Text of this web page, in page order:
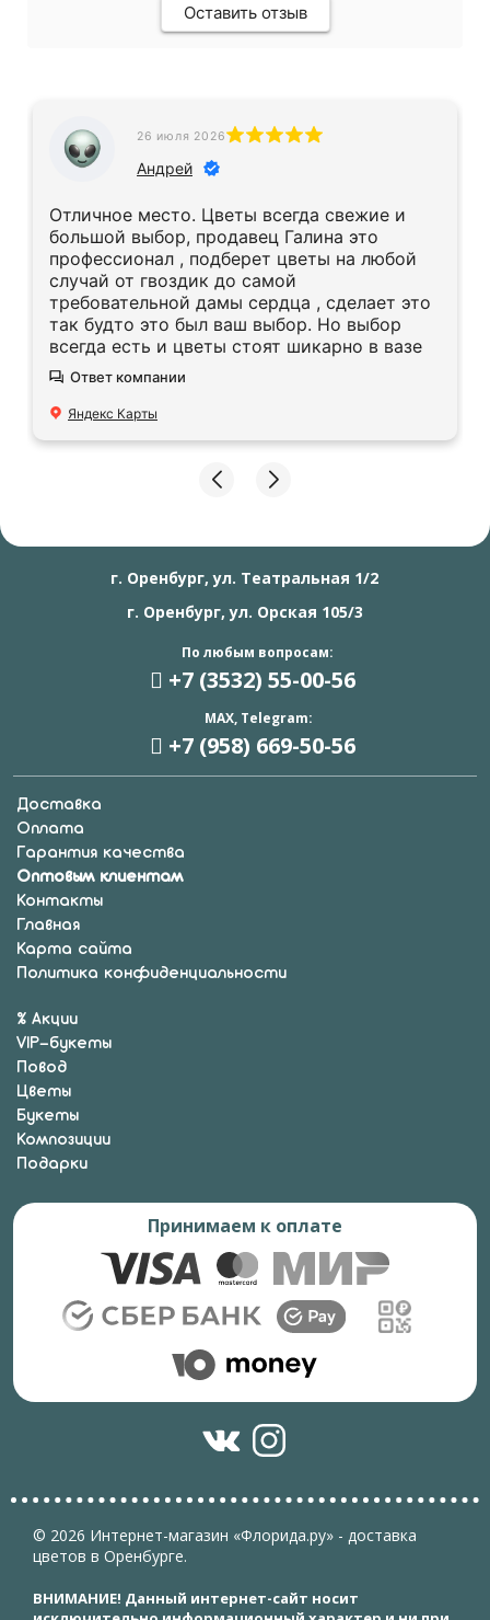
Оставить отзыв
26 июля 2026
Андрей
Отличное место. Цветы всегда свежие и
большой выбор, продавец Галина это
профессионал , подберет цветы на любой
случай от гвоздик до самой
требовательной дамы сердца , сделает это
так будто это был ваш выбор. Но выбор
всегда есть и цветы стоят шикарно в вазе
Ответ компании
Яндекс Карты
г. Оренбург, ул. Театральная 1/2
г. Оренбург, ул. Орская 105/3
По любым вопросам:
+7 (3532) 55-00-56
MAX, Telegram:
+7 (958) 669-50-56
Доставка
Оплата
Гарантия качества
Оптовым клиентам
Контакты
Главная
Карта сайта
Политика конфиденциальности
% Акции
VIP-букеты
Повод
Цветы
Букеты
Композиции
Подарки
Принимаем к оплате
© 2026 Интернет-магазин «Флорида.ру» - доставка
цветов в Оренбурге.
ВНИМАНИЕ! Данный интернет-сайт носит